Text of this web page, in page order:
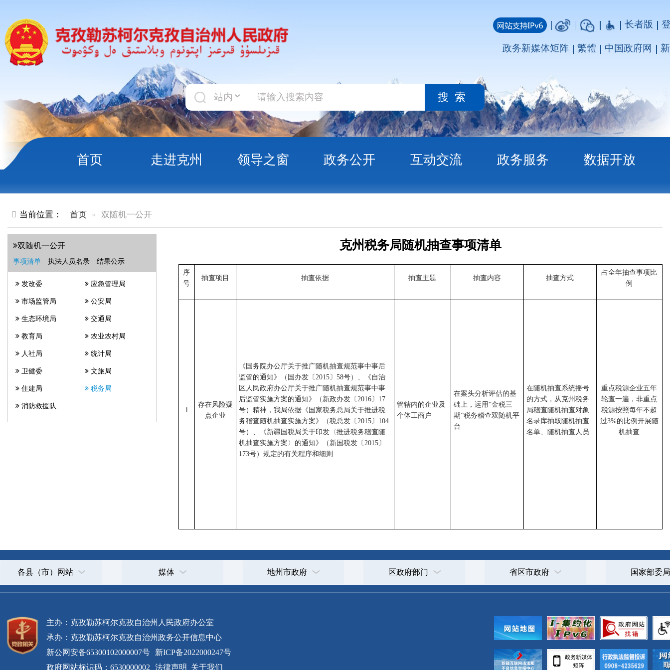
长者版 登录 注册
搜索
首页 走进克州 领导之窗 政务公开 互动交流 政务服务 数据开放
双随机一公开
事项清单 执法人员名录 结果公示
发改委 应急管理局
市场监管局 公安局
生态环境局 交通局
教育局 农业农村局
人社局 统计局
卫健委 文旅局
住建局 税务局
消防救援队
克州税务局随机抽查事项清单
序
号
抽查项目 抽查依据 抽查主题 抽查内容 抽查方式
占全年抽查事项比
例
1
存在风险疑
点企业
《国务院办公厅关于推广随机抽查规范事中事后
监管的通知》（国办发〔2015〕58号）、《自治
区人民政府办公厅关于推广随机抽查规范事中事
后监管实施方案的通知》（新政办发〔2016〕17
号）精神，我局依据《国家税务总局关于推进税
务稽查随机抽查实施方案》（税总发〔2015〕104
号）、《新疆国税局关于印发〈推进税务稽查随
机抽查实施方案〉的通知》（新国税发〔2015〕
173号）规定的有关程序和细则
管辖内的企业及
个体工商户
在案头分析评估的基
础上，运用“金税三
期”税务稽查双随机平
台
在随机抽查系统摇号
的方式，从克州税务
局稽查随机抽查对象
名录库抽取随机抽查
名单、随机抽查人员
重点税源企业五年
轮查一遍，非重点
税源按照每年不超
过3%的比例开展随
机抽查
承办：克孜勒苏柯尔克孜自治州政务公开信息中心